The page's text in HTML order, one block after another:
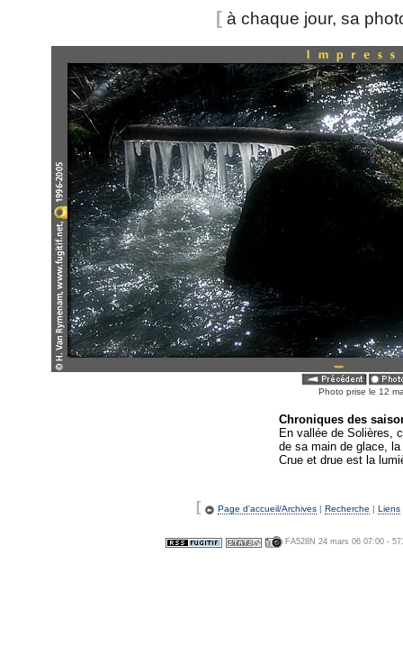
[ à chaque jour, sa
Photo prise le 12
Chroniques des
En vallée de Solières,
de sa main de glace,
Crue et drue est la
[ Page d'accueil/Archives | Recherche | Liens
FA528N 24 mars 06 07:00 -